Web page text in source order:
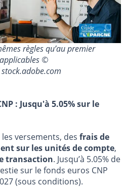
règles qu’au premier
©
: Jusqu'à 5.05% sur le
versements, des frais de
sur les unités de compte,
transaction. Jusqu’à 5.05% de
sur le fonds euros CNP
(sous conditions).